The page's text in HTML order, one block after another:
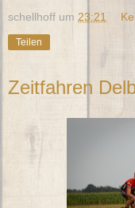
schellhoff um 23:21
Teilen
Zeitfahren